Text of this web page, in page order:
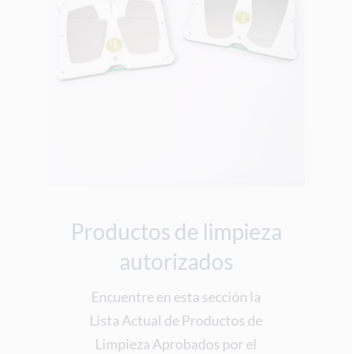
Productos de limpieza
autorizados
Encuentre en esta sección la
Lista Actual de Productos de
Limpieza Aprobados por el